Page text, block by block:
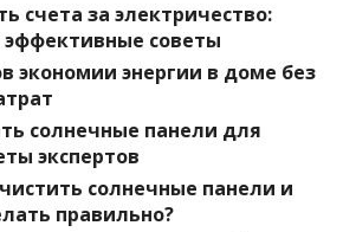
счета за электричество:
эффективные советы
экономии энергии в доме без
солнечные панели для
экспертов
солнечные панели и
правильно?